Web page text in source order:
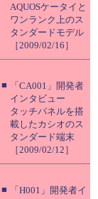
AQUOSケータイと
ワンランク上のス
タンダードモデル
［2009/02/16］
■
「CA001」開発者
インタビュー
タッチパネルを搭
載したカシオのス
タンダード端末
［2009/02/12］
■
「H001」開発者イ